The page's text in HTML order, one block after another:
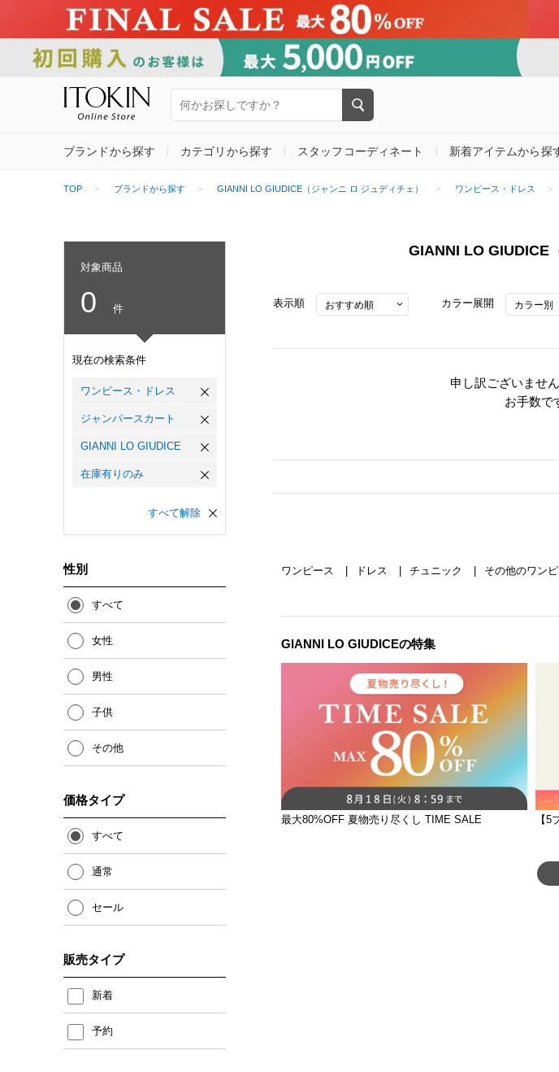
ブランドから探す カテゴリから探す スタッフコーディネート 新着アイテムから探
TOP ブランドから探す GIANNI LO GIUDICE（ジャンニ ロ ジュディチェ） ワンピース・ドレス
対象商品
0 件
現在の検索条件
ワンピース・ドレス
ジャンパースカート
GIANNI LO GIUDICE
在庫有りのみ
すべて解除
性別
すべて
女性
男性
子供
その他
価格タイプ
すべて
通常
セール
販売タイプ
新着
予約
GIANNI LO GIUDICE
表示順 カラー展開
申し訳ございません
お手数で
ワンピース ドレス チュニック その他のワン
GIANNI LO GIUDICEの特集
最大80%OFF 夏物売り尽くし TIME SALE